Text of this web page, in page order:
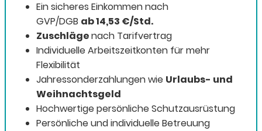
Ein sicheres Einkommen nach
GVP/DGB ab 14,53 €/Std.
Zuschlägenach Tarifvertrag
Individuelle Arbeitszeitkonten für mehr
Flexibilität
Jahressonderzahlungen wie Urlaubs- und
Weihnachtsgeld
Hochwertige persönliche Schutzausrüstung
Persönliche und individuelle Betreuung